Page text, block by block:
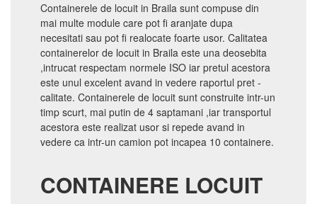
Containerele de locuit in Braila sunt compuse din
mai multe module care pot fi aranjate dupa
necesitati sau pot fi realocate foarte usor. Calitatea
containerelor de locuit in Braila este una deosebita
,intrucat respectam normele ISO iar pretul acestora
este unul excelent avand in vedere raportul pret -
calitate. Containerele de locuit sunt construite intr-un
timp scurt, mai putin de 4 saptamani ,iar transportul
acestora este realizat usor si repede avand in
vedere ca intr-un camion pot incapea 10 containere.
CONTAINERE LOCUIT